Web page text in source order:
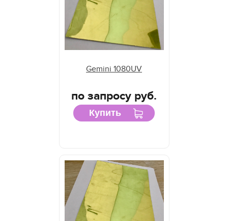
Gemini 1080UV
по запросу руб.
Купить